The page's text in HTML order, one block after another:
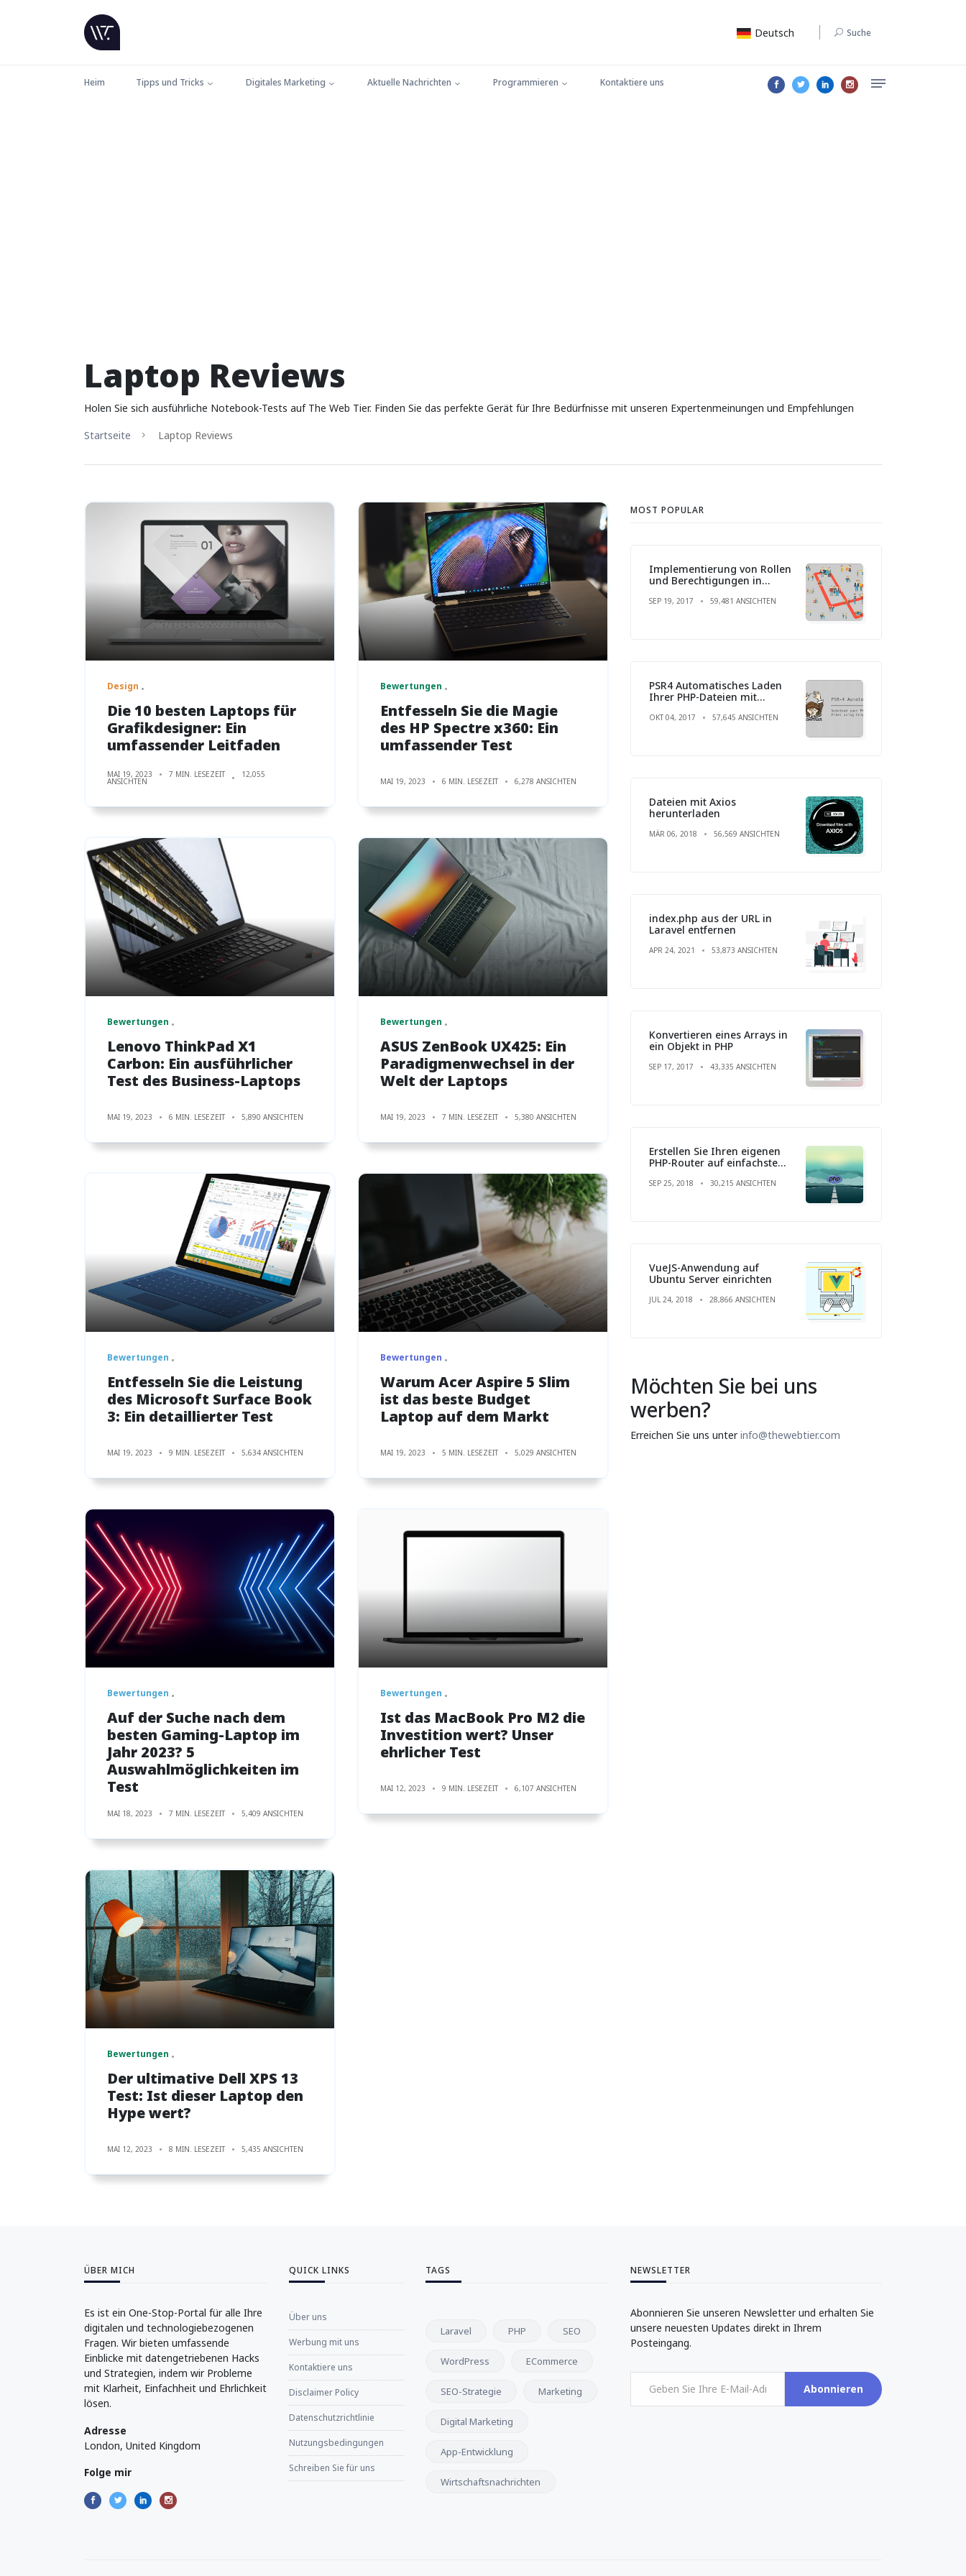
Deutsch Suche
Heim Tipps und Tricks Digitales Marketing Aktuelle Nachrichten Programmieren Kontaktiere uns
Laptop Reviews
Holen Sie sich ausführliche Notebook-Tests auf The Web Tier. Finden Sie das perfekte Gerät für Ihre Bedürfnisse mit unseren Expertenmeinungen und Empfehlungen
Startseite
Laptop Reviews
Design
Die 10 besten Laptops für
Grafikdesigner: Ein
umfassender Leitfaden
MAI 19, 2023 7 MIN. LESEZEIT 12,055
ANSICHTEN
Bewertungen
Entfesseln Sie die Magie
des HP Spectre x360: Ein
umfassender Test
MAI 19, 2023 6 MIN. LESEZEIT 6,278 ANSICHTEN
Bewertungen
Lenovo ThinkPad X1
Carbon: Ein ausführlicher
Test des Business-Laptops
MAI 19, 2023 6 MIN. LESEZEIT 5,890 ANSICHTEN
Bewertungen
ASUS ZenBook UX425: Ein
Paradigmenwechsel in der
Welt der Laptops
MAI 19, 2023 7 MIN. LESEZEIT 5,380 ANSICHTEN
Bewertungen
Entfesseln Sie die Leistung
des Microsoft Surface Book
3: Ein detaillierter Test
MAI 19, 2023 9 MIN. LESEZEIT 5,634 ANSICHTEN
Bewertungen
Warum Acer Aspire 5 Slim
ist das beste Budget
Laptop auf dem Markt
MAI 19, 2023 5 MIN. LESEZEIT 5,029 ANSICHTEN
Bewertungen
Auf der Suche nach dem
besten Gaming-Laptop im
Jahr 2023? 5
Auswahlmöglichkeiten im
Test
MAI 18, 2023 7 MIN. LESEZEIT 5,409 ANSICHTEN
Bewertungen
Ist das MacBook Pro M2 die
Investition wert? Unser
ehrlicher Test
MAI 12, 2023 9 MIN. LESEZEIT 6,107 ANSICHTEN
Bewertungen
Der ultimative Dell XPS 13
Test: Ist dieser Laptop den
Hype wert?
MAI 12, 2023 8 MIN. LESEZEIT 5,435 ANSICHTEN
MOST POPULAR
Implementierung von Rollen
und Berechtigungen in
SEP 19, 2017 59,481 ANSICHTEN
PSR4 Automatisches Laden
Ihrer PHP-Dateien mit
OKT 04, 2017 57,645 ANSICHTEN
Dateien mit Axios
herunterladen
MÄR 06, 2018 56,569 ANSICHTEN
index.php aus der URL in
Laravel entfernen
APR 24, 2021 53,873 ANSICHTEN
Konvertieren eines Arrays in
ein Objekt in PHP
SEP 17, 2017 43,335 ANSICHTEN
Erstellen Sie Ihren eigenen
PHP-Router auf einfachste
SEP 25, 2018 30,215 ANSICHTEN
VueJS-Anwendung auf
Ubuntu Server einrichten
JUL 24, 2018 28,866 ANSICHTEN
Möchten Sie bei uns
werben?
Erreichen Sie uns unterinfo@thewebtier.com
ÜBER MICH
Es ist ein One-Stop-Portal für alle Ihre
digitalen und technologiebezogenen
Fragen. Wir bieten umfassende
Einblicke mit datengetriebenen Hacks
und Strategien, indem wir Probleme
mit Klarheit, Einfachheit und Ehrlichkeit
lösen.
Adresse
London, United Kingdom
Folge mir
QUICK LINKS
Über uns
Werbung mit uns
Kontaktiere uns
Disclaimer Policy
Datenschutzrichtlinie
Nutzungsbedingungen
Schreiben Sie für uns
TAGS
Laravel PHP SEO
WordPress ECommerce
SEO-Strategie Marketing
Digital Marketing
App-Entwicklung
Wirtschaftsnachrichten
NEWSLETTER
Abonnieren Sie unseren Newsletter und erhalten Sie
unsere neuesten Updates direkt in Ihrem
Posteingang.
Abonnieren